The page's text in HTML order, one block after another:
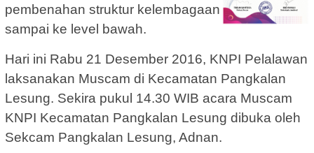
pembenahan struktur kelembagaan
sampai ke level bawah.
Hari ini Rabu 21 Desember 2016, KNPI Pelalawan
laksanakan Muscam di Kecamatan Pangkalan
Lesung. Sekira pukul 14.30 WIB acara Muscam
KNPI Kecamatan Pangkalan Lesung dibuka oleh
Sekcam Pangkalan Lesung, Adnan.